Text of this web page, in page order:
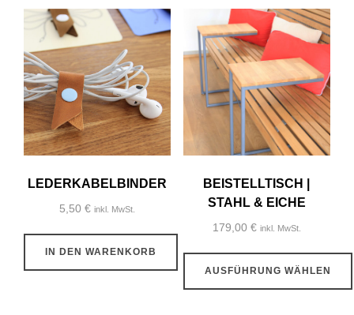
LEDERKABELBINDER
5,50€ inkl. MwSt.
IN DEN WARENKORB
BEISTELLTISCH |
STAHL & EICHE
179,00 € inkl. MwSt.
AUSFÜHRUNG WÄHLEN